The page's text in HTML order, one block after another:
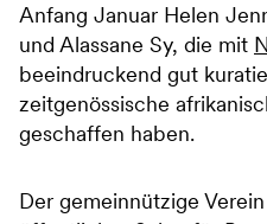
Anfang Januar Helen
und Alassane Sy, die mit
beeindruckend gut
zeitgenössische
geschaffen haben.
Der gemeinnützige